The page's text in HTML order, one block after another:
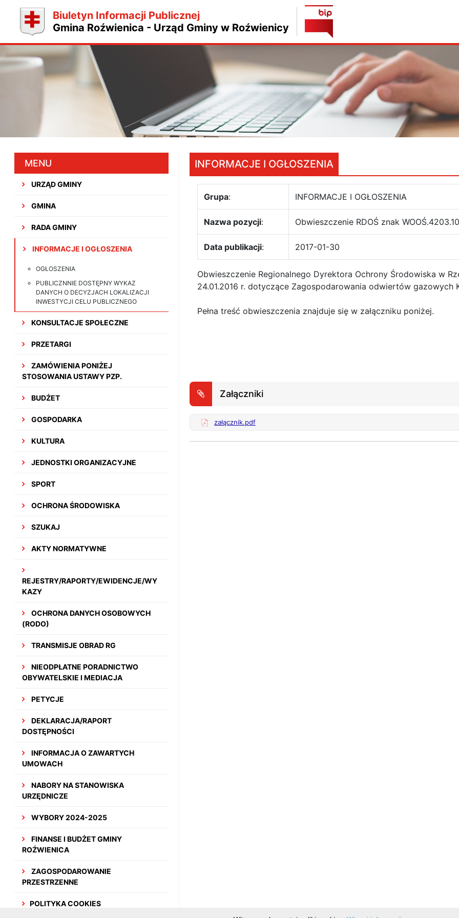
Biuletyn Informacji Publicznej
Gmina Roźwienica - Urząd Gminy w Roźwienicy
MENU
URZĄD GMINY
GMINA
RADA GMINY
INFORMACJE I OGŁOSZENIA
OGŁOSZENIA
PUBLICZNNIE DOSTĘPNY WYKAZ
DANYCH O DECYZJACH LOKALIZACJI
INWESTYCJI CELU PUBLICZNEGO
KONSULTACJE SPOŁECZNE
PRZETARGI
ZAMÓWIENIA PONIŻEJ
STOSOWANIA USTAWY PZP.
BUDŻET
GOSPODARKA
KULTURA
JEDNOSTKI ORGANIZACYJNE
SPORT
OCHRONA ŚRODOWISKA
SZUKAJ
AKTY NORMATYWNE
REJESTRY/RAPORTY/EWIDENCJE/WY
KAZY
OCHRONA DANYCH OSOBOWYCH
(RODO)
TRANSMISJE OBRAD RG
NIEODPŁATNE PORADNICTWO
OBYWATELSKIE I MEDIACJA
PETYCJE
DEKLARACJA/RAPORT
DOSTĘPNOŚCI
INFORMACJA O ZAWARTYCH
UMOWACH
NABORY NA STANOWISKA
URZĘDNICZE
WYBORY 2024-2025
FINANSE I BUDŻET GMINY
ROŹWIENICA
ZAGOSPODAROWANIE
PRZESTRZENNE
POLITYKA COOKIES
INFORMACJE I OGŁOSZENIA
Grupa: INFORMACJE I OGŁOSZENIA
Nazwa pozycji: Obwieszczenie RDOŚ znak
Data publikacji: 2017-01-30
Obwieszczenie Regionalnego Dyrektora Ochrony Środowiska w
24.01.2016 r. dotyczące Zagospodarowania odwiertów gazowych
Pełna treść obwieszczenia znajduje się w załączniku poniżej.
Załączniki
załącznik.pdf